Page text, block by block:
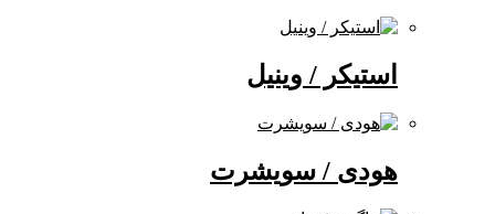
استیکر / وینیل
هودی / سویشرت